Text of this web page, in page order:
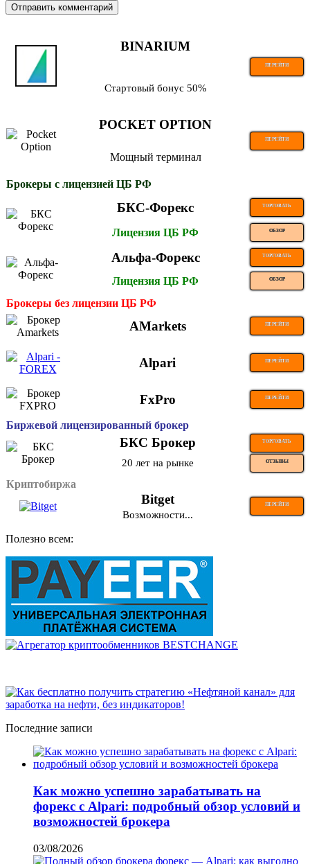
BINARIUM
ПЕРЕЙТИ
Стартовый бонус 50%
POCKET OPTION
ПЕРЕЙТИ
Мощный терминал
Брокеры с лицензией ЦБ РФ
БКС-Форекс ТОРГОВАТЬ
Лицензия ЦБ РФ ОБЗОР
Альфа-Форекс ТОРГОВАТЬ
Лицензия ЦБ РФ ОБЗОР
Брокеры без лицензии ЦБ РФ
AMarkets ПЕРЕЙТИ
Alpari ПЕРЕЙТИ
FxPro ПЕРЕЙТИ
Биржевой лицензированный брокер
БКС Брокер ТОРГОВАТЬ
20 лет на рынке ОТЗЫВЫ
Криптобиржа
Bitget ПЕРЕЙТИ
Возможности...
Полезно всем:
Последние записи
Как можно успешно зарабатывать на
форекс с Alpari: подробный обзор условий и
возможностей брокера
03/08/2026